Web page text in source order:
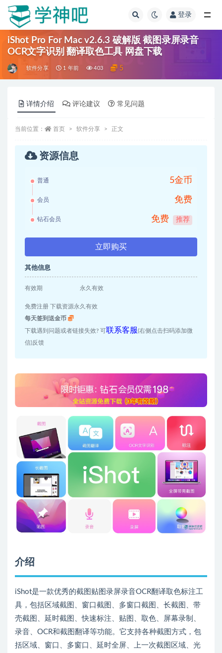
登录
iShot Pro For Mac v2.6.3 破解版 截图录屏录音
OCR文字识别 翻译取色工具 网盘下载
软件分享 1 年前 403 5
详情介绍 评论建议 常见问题
当前位置： 首页 软件分享 正文
资源信息
普通 5金币
会员 免费
钻石会员 免费 推荐
立即购买
其他信息
有效期 永久有效
免费注册 下载资源永久有效
每天签到送金币
下载遇到问题或者链接失效? 可 联系客服(右侧点击扫码添加微
信)反馈
介绍
iShot是一款优秀的截图贴图录屏录音OCR翻译取色标注工
具，包括区域截图、窗口截图、多窗口截图、长截图、带
壳截图、延时截图、快速标注、贴图、取色、屏幕录制、
录音、OCR和截图翻译等功能。它支持各种截图方式，包
括区域、窗口、多窗口、延时全屏、上一次截图区域、光